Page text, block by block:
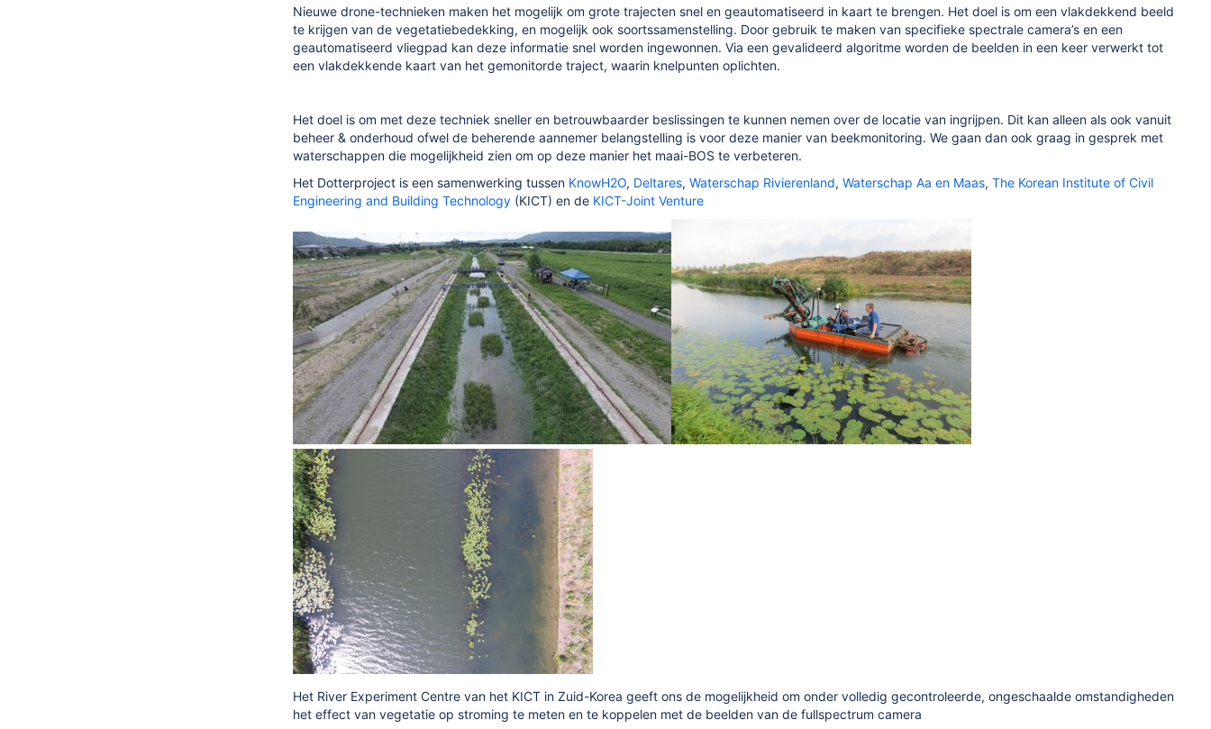
Nieuwe drone-technieken maken het mogelijk om grote trajecten snel en geautomatiseerd in kaart te brengen. Het doel is om een vlakdekkend beeld
te krijgen van de vegetatiebedekking, en mogelijk ook soortssamenstelling. Door gebruik te maken van specifieke spectrale camera’s en een
geautomatiseerd vliegpad kan deze informatie snel worden ingewonnen. Via een gevalideerd algoritme worden de beelden in een keer verwerkt tot
een vlakdekkende kaart van het gemonitorde traject, waarin knelpunten oplichten.
Het doel is om met deze techniek sneller en betrouwbaarder beslissingen te kunnen nemen over de locatie van ingrijpen. Dit kan alleen als ook vanuit
beheer & onderhoud ofwel de beherende aannemer belangstelling is voor deze manier van beekmonitoring. We gaan dan ook graag in gesprek met
waterschappen die mogelijkheid zien om op deze manier het maai-BOS te verbeteren.
Het Dotterproject is een samenwerking tussen KnowH2O, Deltares, Waterschap Rivierenland, Waterschap Aa en Maas, The Korean Institute of Civil
Engineering and Building Technology (KICT) en de KICT-Joint Venture
Het River Experiment Centre van het KICT in Zuid-Korea geeft ons de mogelijkheid om onder volledig gecontroleerde, ongeschaalde omstandigheden
het effect van vegetatie op stroming te meten en te koppelen met de beelden van de fullspectrum camera